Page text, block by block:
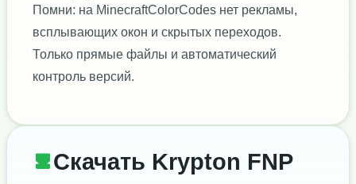
Помни: на MinecraftColorCodes нет рекламы,
всплывающих окон и скрытых переходов.
Только прямые файлы и автоматический
контроль версий.
Скачать Krypton FNP